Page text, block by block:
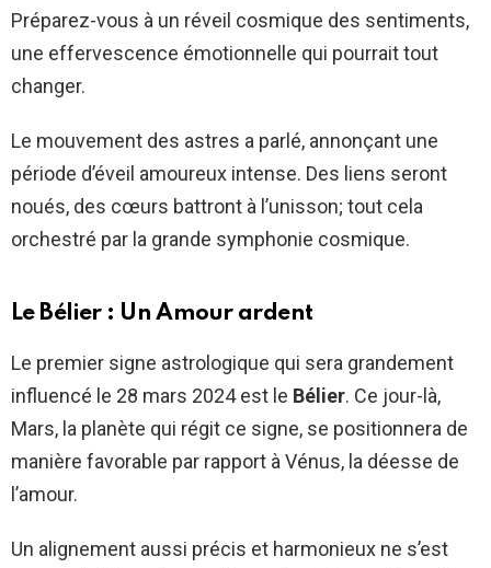
Préparez-vous à un réveil cosmique des sentiments,
une effervescence émotionnelle qui pourrait tout
changer.
Le mouvement des astres a parlé, annonçant une
période d’éveil amoureux intense. Des liens seront
noués, des cœurs battront à l’unisson; tout cela
orchestré par la grande symphonie cosmique.
Le Bélier : Un Amour ardent
Le premier signe astrologique qui sera grandement
influencé le 28 mars 2024 est le Bélier. Ce jour-là,
Mars, la planète qui régit ce signe, se positionnera de
manière favorable par rapport à Vénus, la déesse de
l’amour.
Un alignement aussi précis et harmonieux ne s’est